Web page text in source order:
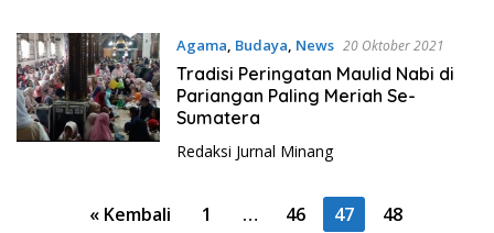
Agama, Budaya, News 20 Oktober 2021
Tradisi Peringatan Maulid Nabi di
Pariangan Paling Meriah Se-
Sumatera
Redaksi Jurnal Minang
« Kembali 1 … 46 47 48